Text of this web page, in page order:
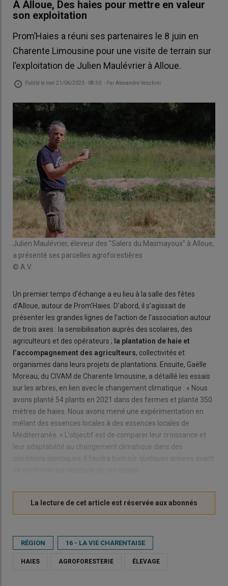
A Alloue, Des haies pour mettre en valeur
son exploitation
Prom’Haies a réuni ses partenaires le 8 juin en
Charente Limousine pour une visite de terrain sur
l’exploitation de Julien Maulévrier à Alloue.
Publié le mer 21/06/2023 - 08:30 - Par Alexandre Veschini
Julien Maulévrier, éleveur des "Salers du Masmayoux" à Alloue,
a présenté ses parcelles agroforestières
© A.V.
Un premier temps d’échange a eu lieu à la salle des fêtes
d’Alloue, autour de Prom’Haies. D’abord, il s’agissait de
présenter les grandes lignes de l’action de l’association autour
de trois axes : la sensibilisation auprès des scolaires, des
agriculteurs et des opérateurs ; la plantation de haie et
l’accompagnement des agriculteurs, collectivités et
organismes dans leurs projets de plantations. Ensuite, Gaëlle
Moreau, du CIVAM de Charente limousine, a détaillé les essais
sur les arbres, en lien avec le changement climatique : « Nous
avons planté 54 plants en 2021 dans des fermes et planté 350
mètres de haies. Nous avons mené une expérimentation en
mêlant des essences locales à des essences locales de
Méditerranée. » L’objectif est de comparer leur croissance et
leur adaptabilité au changement climatique dans des
RÉGION 16 - LA VIE CHARENTAISE
HAIES AGROFORESTERIE ÉLEVAGE